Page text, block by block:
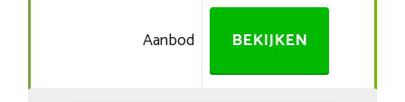
Aanbod BEKIJKEN